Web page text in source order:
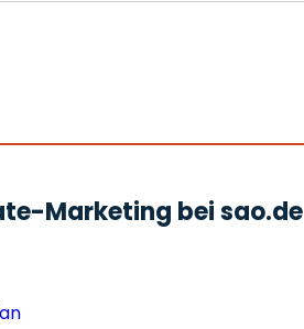
Marketing bei sao.de